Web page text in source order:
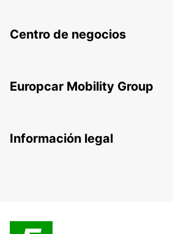
Centro de negocios
Europcar Mobility Group
Información legal